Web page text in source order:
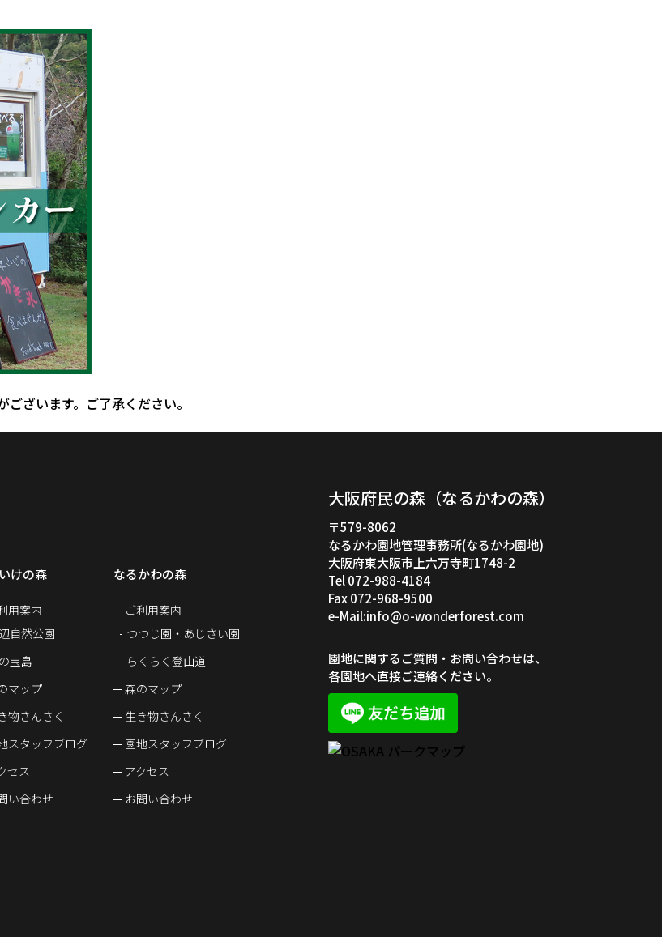
ざいます。ご了承ください。
けの森
用案内
自然公園
宝島
マップ
物さんさく
スタッフブログ
セス
い合わせ
なるかわの森
ご利用案内
つつじ園・あじさい園
らくらく登山道
森のマップ
生き物さんさく
園地スタッフブログ
アクセス
お問い合わせ
大阪府民の森（なるかわの森）
〒579-8062
なるかわ園地管理事務所(なるかわ園地)
大阪府東大阪市上六万寺町1748-2
Tel 072-988-4184
Fax 072-968-9500
e-Mail:info@o-wonderforest.com
園地に関するご質問・お問い合わせは、
各園地へ直接ご連絡ください。